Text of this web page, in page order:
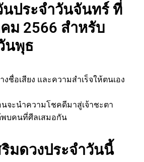
นประจำวันจันทร์ ที่
ม 2566 สำหรับ
นพุธ
งชื่อเสียง และความสำเร็จให้ตนเอง
นจะนำความโชคดีมาสู่เจ้าชะตา
พบคนที่ศีลเสมอกัน
มดวงประจำวันนี้